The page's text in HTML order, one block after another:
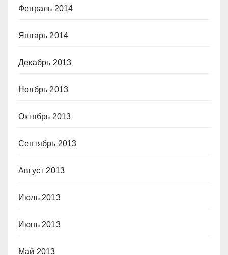
Февраль 2014
Январь 2014
Декабрь 2013
Ноябрь 2013
Октябрь 2013
Сентябрь 2013
Август 2013
Июль 2013
Июнь 2013
Май 2013